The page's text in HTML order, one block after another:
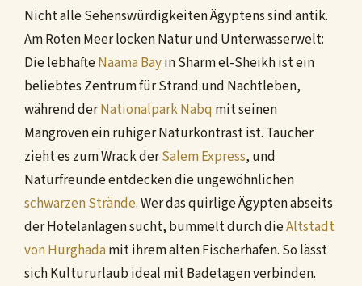
Nicht alle Sehenswürdigkeiten Ägyptens sind antik.
Am Roten Meer locken Natur und Unterwasserwelt:
Die lebhafteNaama Bayin Sharm el-Sheikh ist ein
beliebtes Zentrum für Strand und Nachtleben,
während derNationalpark Nabq mit seinen
Mangroven ein ruhiger Naturkontrast ist. Taucher
zieht es zum Wrack derSalem Express, und
Naturfreunde entdecken die ungewöhnlichen
schwarzen Strände. Wer das quirlige Ägypten abseits
der Hotelanlagen sucht, bummelt durch dieAltstadt
von Hurghadamit ihrem alten Fischerhafen. So lässt
sich Kultururlaub ideal mit Badetagen verbinden.